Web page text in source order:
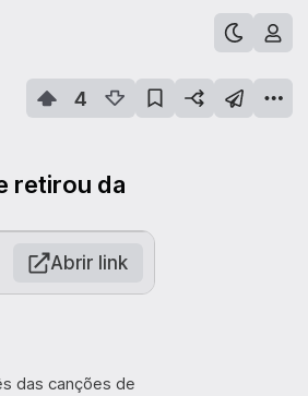
4
retirou da
Abrir link
das canções de